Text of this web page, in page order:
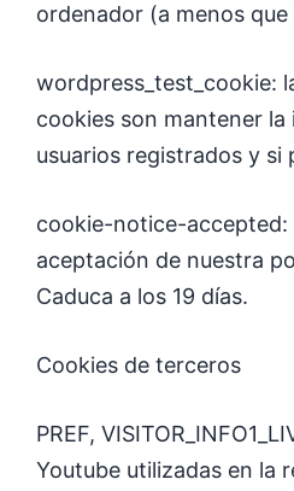
ordenador (a menos
wordpress_test_cookie:
cookies son mantener
usuarios registrados y si
cookie-notice-accepted:
aceptación de nuestra
Caduca a los 19 días.
Cookies de terceros
PREF,
Youtube utilizadas en la